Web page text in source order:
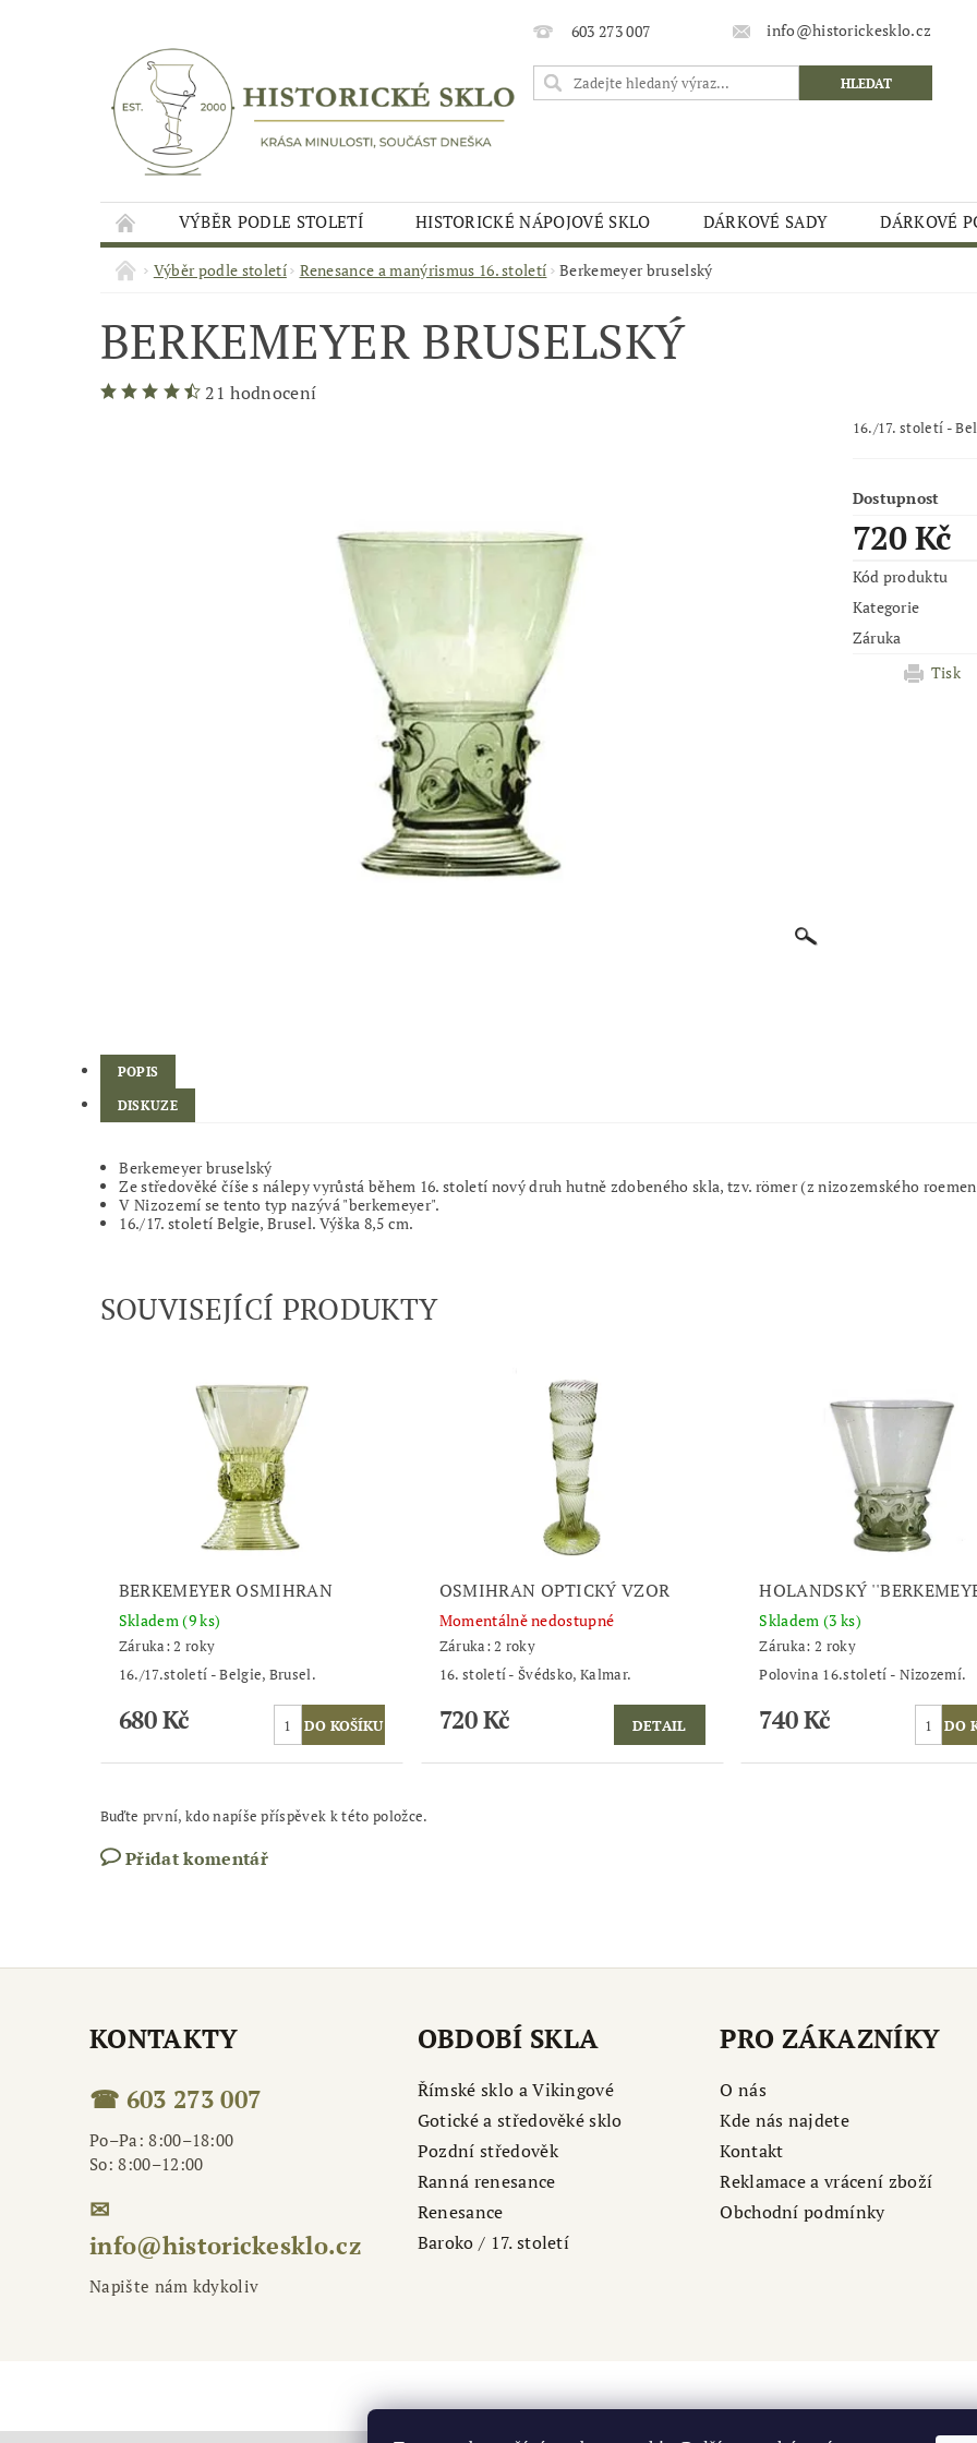
603 273 007 info@historickesklo.cz
VÝBĚR PODLE STOLETÍ HISTORICKÉ NÁPOJOVÉ SKLO DÁRKOVÉ SADY DÁRKOVÉ
Výběr podle století Renesance a manýrismus 16. století Berkemeyer bruselský
BERKEMEYER BRUSELSKÝ
21 hodnocení
16./17. století -
Dostupnost
720 Kč
Kód produktu
Kategorie
Záruka
Tisk
POPIS
DISKUZE
Berkemeyer bruselský
Ze středověké číše s nálepy vyrůstá během 16. století nový druh hutně zdobeného skla, tzv. römer (z nizozemského
V Nizozemí se tento typ nazývá "berkemeyer".
16./17. století Belgie, Brusel. Výška 8,5 cm.
SOUVISEJÍCÍ PRODUKTY
BERKEMEYER OSMIHRAN
Skladem(9 ks)
Záruka: 2 roky
16./17.století - Belgie, Brusel.
680 Kč
OSMIHRAN OPTICKÝ VZOR
Momentálně nedostupné
Záruka: 2 roky
16. století - Švédsko, Kalmar.
720 Kč DETAIL
HOLANDSKÝ
Skladem(3 ks)
Záruka: 2 roky
Polovina 16.století - Nizozemí.
740 Kč
Buďte první, kdo napíše příspěvek k této položce.
Přidat komentář
KONTAKTY
☎ 603 273 007
Po–Pa: 8:00–18:00
So: 8:00–12:00
✉
info@historickesklo.cz
Napište nám kdykoliv
OBDOBÍ SKLA
Římské sklo a Vikingové
Gotické a středověké sklo
Pozdní středověk
Ranná renesance
Renesance
Baroko / 17. století
PRO ZÁKAZNÍKY
O nás
Kde nás najdete
Kontakt
Reklamace a vrácení zboží
Obchodní podmínky